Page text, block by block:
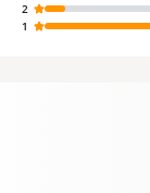
2
1